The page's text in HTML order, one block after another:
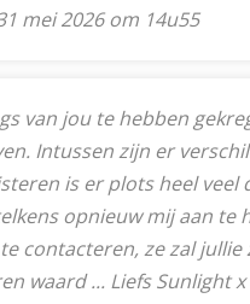
mei 2026 om 14u55
van jou te hebben
Intussen zijn er
is er plots heel
opnieuw mij aan
contacteren, ze zal
waard ... Liefs Sunlight x